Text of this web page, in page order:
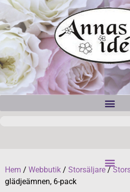
Hem / Webbutik / Storsäljare/
glädjeämnen, 6-pack